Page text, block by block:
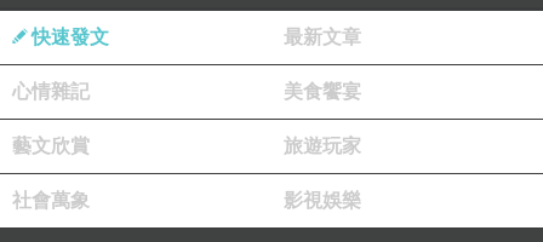
快速發文 最新文章
心情雜記 美食饗宴
藝文欣賞 旅遊玩家
社會萬象 影視娛樂